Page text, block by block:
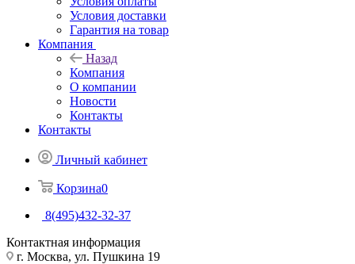
Условия доставки
Гарантия на товар
Компания
Назад
Компания
О компании
Новости
Контакты
Контакты
Личный кабинет
Корзина0
8(495)432-32-37
Контактная информация
г. Москва, ул. Пушкина 19